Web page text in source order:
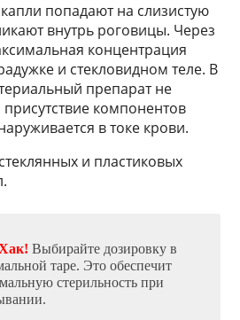
попадают на слизистую
внутрь роговицы. Через
концентрация
и стекловидном теле. В
препарат не
компонентов
в токе крови.
и пластиковых
Выбирайте дозировку в
таре. Это обеспечит
стерильность при